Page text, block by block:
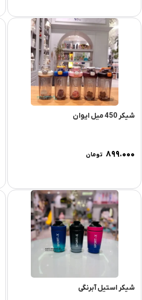
شیکر 450 میل ایوان
۸۹۹.۰۰۰ تومان
شیکر استیل آبرنگی